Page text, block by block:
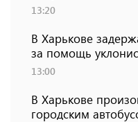
13:20
В Харькове
за помощь
13:00
В Харькове
городским